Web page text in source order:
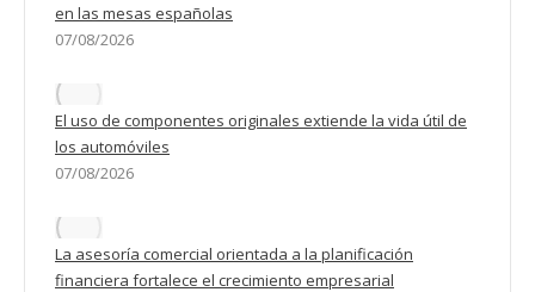
en las mesas españolas
07/08/2026
El uso de componentes originales extiende la vida útil de
los automóviles
07/08/2026
La asesoría comercial orientada a la planificación
financiera fortalece el crecimiento empresarial